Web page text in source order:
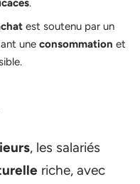
.
est soutenu par un
une consommation et
, les salariés
riche, avec